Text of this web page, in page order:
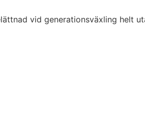
vid generationsväxling helt